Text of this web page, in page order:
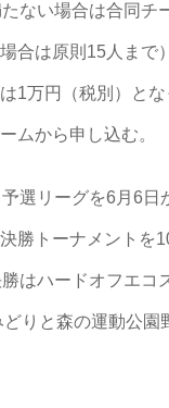
ない場合は合同チ
合は原則15人まで
1万円（税別）と
ムから申し込む。
選リーグを6月6日
勝トーナメントを
はハードオフエコ
りと森の運動公園